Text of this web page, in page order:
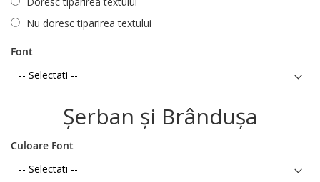
Nu doresc tiparirea textului
Font
Şerban şi Brânduşa
Culoare Font